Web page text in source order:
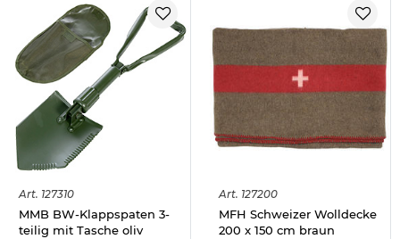
Art. 127310
MMB BW-Klappspaten 3-
teilig mit Tasche oliv
Art. 127200
MFH Schweizer Wolldecke
200 x 150 cm braun